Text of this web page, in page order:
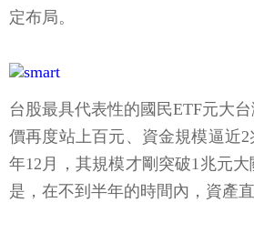
定布局。
台股最具代表性的國民ETF元大
價再度站上百元、資金規模逼近
年12月，其規模才剛突破1兆元
是，在不到半年的時間內，資產直